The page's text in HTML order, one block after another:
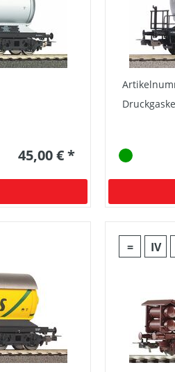
45,00 € *
= IV